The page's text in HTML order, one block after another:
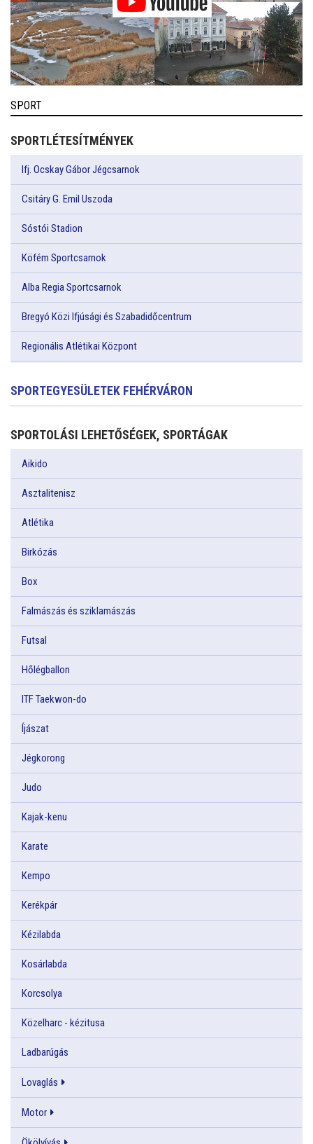
SPORT
SPORTLÉTESÍTMÉNYEK
Ifj. Ocskay Gábor Jégcsarnok
Csitáry G. Emil Uszoda
Sóstói Stadion
Köfém Sportcsarnok
Alba Regia Sportcsarnok
Bregyó Közi Ifjúsági és Szabadidőcentrum
Regionális Atlétikai Központ
SPORTEGYESÜLETEK FEHÉRVÁRON
SPORTOLÁSI LEHETŐSÉGEK, SPORTÁGAK
Aikido
Asztalitenisz
Atlétika
Birkózás
Box
Falmászás és sziklamászás
Futsal
Hőlégballon
ITF Taekwon-do
Íjászat
Jégkorong
Judo
Kajak-kenu
Karate
Kempo
Kerékpár
Kézilabda
Kosárlabda
Korcsolya
Közelharc - kézitusa
Ladbarúgás
Lovaglás
Motor